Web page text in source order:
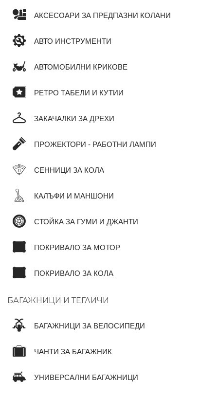
АКСЕСОАРИ ЗА ПРЕДПАЗНИ КОЛАНИ
АВТО ИНСТРУМЕНТИ
АВТОМОБИЛНИ КРИКОВЕ
РЕТРО ТАБЕЛИ И КУТИИ
ЗАКАЧАЛКИ ЗА ДРЕХИ
ПРОЖЕКТОРИ - РАБОТНИ ЛАМПИ
СЕННИЦИ ЗА КОЛА
КАЛЪФИ И МАНШОНИ
СТОЙКА ЗА ГУМИ И ДЖАНТИ
ПОКРИВАЛО ЗА МОТОР
ПОКРИВАЛО ЗА КОЛА
БАГАЖНИЦИ И ТЕГЛИЧИ
БАГАЖНИЦИ ЗА ВЕЛОСИПЕДИ
ЧАНТИ ЗА БАГАЖНИК
УНИВЕРСАЛНИ БАГАЖНИЦИ